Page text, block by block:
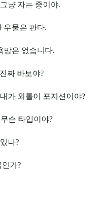
냥 자는 중이야.
우물은 판다.
망은 없습니다.
짜 바보야?
가 외톨이 포지션이야?
슨 타입이야?
나?
인가?